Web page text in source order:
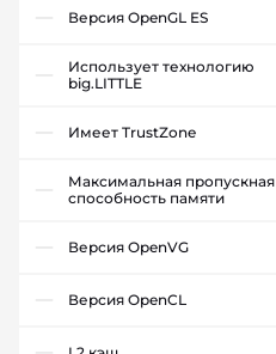
Версия OpenGL ES
Использует технологию
big.LITTLE
Имеет TrustZone
Максимальная пропускная
способность памяти
Версия OpenVG
Версия OpenCL